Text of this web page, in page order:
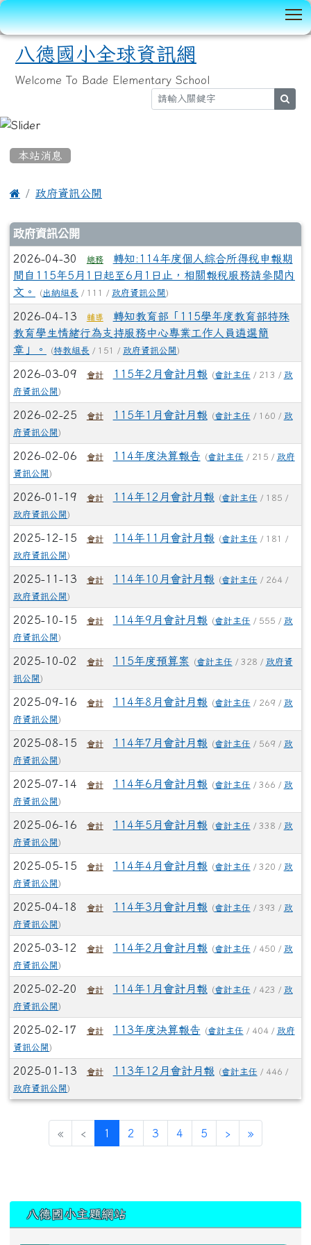
八德國小全球資訊網
Welcome To Bade Elementary School
本站消息
 政府資訊公開
文章列表
政府資訊公開
2026-04-30 總務
轉知:114年度個人綜合所得稅申報期
間自115年5月1日起至6月1日止，相關報稅服務請參閱內
文。
(出納組長 / 111 / 政府資訊公開)
2026-04-13 輔導
轉知教育部「115學年度教育部特殊
教育學生情緒行為支持服務中心專業工作人員遴選簡
章」。
(特教組長 / 151 / 政府資訊公開)
2026-03-09 會計 115年2月會計月報 (會計主任 / 213 / 政
府資訊公開)
2026-02-25 會計 115年1月會計月報 (會計主任 / 160 / 政
府資訊公開)
2026-02-06 會計 114年度決算報告 (會計主任 / 215 / 政府
資訊公開)
2026-01-19 會計 114年12月會計月報 (會計主任 / 185 /
政府資訊公開)
2025-12-15 會計 114年11月會計月報 (會計主任 / 181 /
政府資訊公開)
2025-11-13 會計 114年10月會計月報 (會計主任 / 264 /
政府資訊公開)
2025-10-15 會計 114年9月會計月報 (會計主任 / 555 / 政
府資訊公開)
2025-10-02 會計 115年度預算案 (會計主任 / 328 / 政府資
訊公開)
2025-09-16 會計 114年8月會計月報 (會計主任 / 269 / 政
府資訊公開)
2025-08-15 會計 114年7月會計月報 (會計主任 / 569 / 政
府資訊公開)
2025-07-14 會計 114年6月會計月報 (會計主任 / 366 / 政
府資訊公開)
2025-06-16 會計 114年5月會計月報 (會計主任 / 338 / 政
府資訊公開)
2025-05-15 會計 114年4月會計月報 (會計主任 / 320 / 政
府資訊公開)
2025-04-18 會計 114年3月會計月報 (會計主任 / 393 / 政
府資訊公開)
2025-03-12 會計 114年2月會計月報 (會計主任 / 450 / 政
府資訊公開)
2025-02-20 會計 114年1月會計月報 (會計主任 / 423 / 政
府資訊公開)
2025-02-17 會計 113年度決算報告 (會計主任 / 404 / 政府
資訊公開)
2025-01-13 會計 113年12月會計月報 (會計主任 / 446 /
政府資訊公開)
« ‹ 1 (current)
2 3 4 5 › »
八德國小主題網站